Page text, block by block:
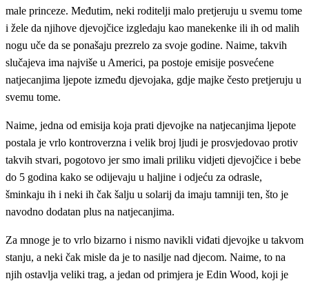
male princeze. Međutim, neki roditelji malo pretjeruju u svemu tome
i žele da njihove djevojčice izgledaju kao manekenke ili ih od malih
nogu uče da se ponašaju prezrelo za svoje godine. Naime, takvih
slučajeva ima najviše u Americi, pa postoje emisije posvećene
natjecanjima ljepote između djevojaka, gdje majke često pretjeruju u
svemu tome.
Naime, jedna od emisija koja prati djevojke na natjecanjima ljepote
postala je vrlo kontroverzna i velik broj ljudi je prosvjedovao protiv
takvih stvari, pogotovo jer smo imali priliku vidjeti djevojčice i bebe
do 5 godina kako se odijevaju u haljine i odjeću za odrasle,
šminkaju ih i neki ih čak šalju u solarij da imaju tamniji ten, što je
navodno dodatan plus na natjecanjima.
Za mnoge je to vrlo bizarno i nismo navikli viđati djevojke u takvom
stanju, a neki čak misle da je to nasilje nad djecom. Naime, to na
njih ostavlja veliki trag, a jedan od primjera je Edin Wood, koji je